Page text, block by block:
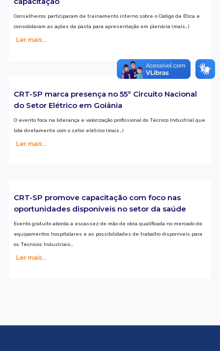
Conselheiros participaram de treinamento interno sobre o Código de Ética e
consolidaram as ações da pasta para apresentação em plenária (mais…)
Ler mais...
CRT-SP marca presença no 55º Circuito Nacional
do Setor Elétrico em Goiânia
O evento foca na liderança e valorização profissional do Técnico Industrial que
lida diretamente com o setor elétrico (mais…)
Ler mais...
CRT-SP promove capacitação com foco nas
oportunidades disponíveis no setor da saúde
Evento gratuito aborda a escassez de mão de obra qualificada no mercado de
equipamentos hospitalares e as possibilidades de trabalho disponíveis para
os Técnicos Industriais…
Ler mais...